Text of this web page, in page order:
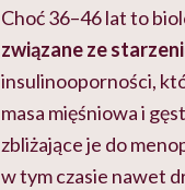
Choć 36–46 lat to
związane ze
insulinooporności,
masa mięśniowa i
zbliżające je do
w tym czasie nawet